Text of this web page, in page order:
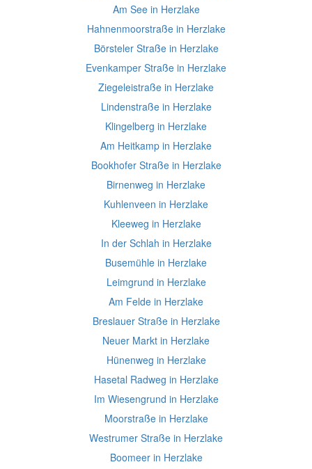
Am See in Herzlake
Hahnenmoorstraße in Herzlake
Börsteler Straße in Herzlake
Evenkamper Straße in Herzlake
Ziegeleistraße in Herzlake
Lindenstraße in Herzlake
Klingelberg in Herzlake
Am Heitkamp in Herzlake
Bookhofer Straße in Herzlake
Birnenweg in Herzlake
Kuhlenveen in Herzlake
Kleeweg in Herzlake
In der Schlah in Herzlake
Busemühle in Herzlake
Leimgrund in Herzlake
Am Felde in Herzlake
Breslauer Straße in Herzlake
Neuer Markt in Herzlake
Hünenweg in Herzlake
Hasetal Radweg in Herzlake
Im Wiesengrund in Herzlake
Moorstraße in Herzlake
Westrumer Straße in Herzlake
Boomeer in Herzlake